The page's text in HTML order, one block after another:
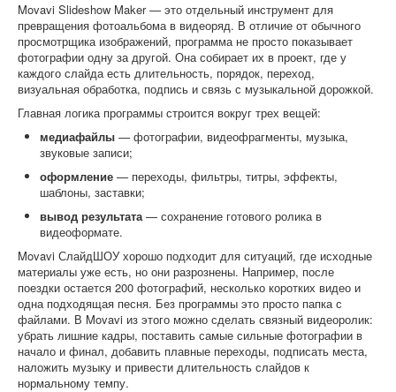
Movavi Slideshow Maker — это отдельный инструмент для
превращения фотоальбома в видеоряд. В отличие от обычного
просмотрщика изображений, программа не просто показывает
фотографии одну за другой. Она собирает их в проект, где у
каждого слайда есть длительность, порядок, переход,
визуальная обработка, подпись и связь с музыкальной дорожкой.
Главная логика программы строится вокруг трех вещей:
медиафайлы — фотографии, видеофрагменты, музыка,
звуковые записи;
оформление — переходы, фильтры, титры, эффекты,
шаблоны, заставки;
вывод результата— сохранение готового ролика в
видеоформате.
Movavi СлайдШОУ хорошо подходит для ситуаций, где исходные
материалы уже есть, но они разрознены. Например, после
поездки остается 200 фотографий, несколько коротких видео и
одна подходящая песня. Без программы это просто папка с
файлами. В Movavi из этого можно сделать связный видеоролик:
убрать лишние кадры, поставить самые сильные фотографии в
начало и финал, добавить плавные переходы, подписать места,
наложить музыку и привести длительность слайдов к
нормальному темпу.